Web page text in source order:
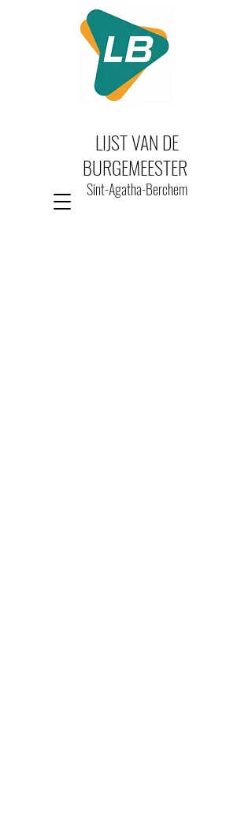
LIJST VAN DE
BURGEMEESTER
Sint-Agatha-Berchem